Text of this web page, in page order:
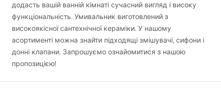
додасть вашій ванній кімнаті сучасний вигляд і високу
функціональність. Умивальник виготовлений з
високоякісної сантехнічної кераміки. У нашому
асортименті можна знайти підходящі змішувачі, сифони і
донні клапани. Запрошуємо ознайомитися з нашою
пропозицією!